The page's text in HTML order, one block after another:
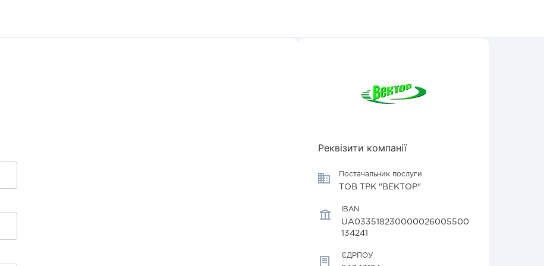
Реквізити компанії
Постачальник послуги
ТОВ ТРК "ВЕКТОР"
IBAN
UA033518230000026005500
134241
ЄДРПОУ